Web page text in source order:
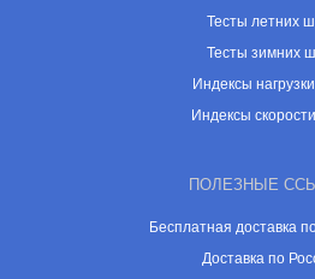
Тесты летних
Тесты зимних
Индексы
Индексы
ПОЛЕЗНЫЕ
Бесплатная доставка
Доставка по